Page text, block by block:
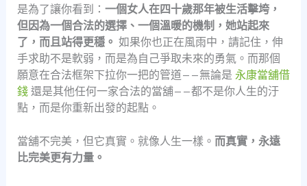
是為了讓你看到： 一個女人在四十歲那年被生活擊垮，
但因為一個合法的選擇、一個溫暖的機制，她站起來
了，而且站得更穩。 如果你也正在風雨中，請記住，伸
手求助不是軟弱，而是為自己爭取未來的勇氣。而那個
願意在合法框架下拉你一把的管道——無論是 永康當舖借
錢還是其他任何一家合法的當舖——都不是你人生的汙
點，而是你重新出發的起點。
當舖不完美，但它真實。就像人生一樣。 而真實，永遠
比完美更有力量。